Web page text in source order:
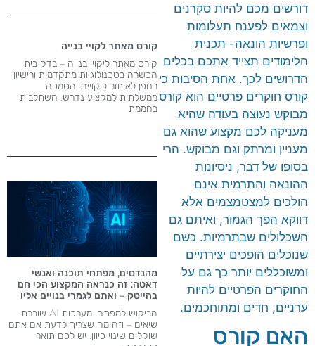
דורשים מכם להיות סקרנים
וצמאים לפענח תעלומות
ופרשיות הונאה- תכנית
הלימודים תצייד אתכם בכלים
הדרושים לכך. אחת הסיבות כי
קורס חוקרים פרטיים הוא קורס
מבוקש נעוצה בעודה שהיא
מעניקה לכם מקצוע שהוא גם
מעניין ומרתק וגם מבוקש. הרי
בסופו של דבר, ניסיונות
ההונאה והתרמית אינם
הולכים למצטמצמים אלא
דווקא הפך הגמור, ואיתם גם
השכלולים שבתרמיות. כשם
שנוכלים הופכים יצירתיים
ומשוכללים יותר כך גם על
החוקרים הפרטיים להיות
ערניים, חדים ומתוחכמים.
האם קורס
קורס מאתר לקויי בנייה
קורס מאתר ליקויי בנייה – בדק בית
הכשרה בטכנולוגיות מתקדמות ורישיון
רחפן לאיתור ליקויים. הסמכה
ממשלתית למקצוע נדרש​. השתלבות
בחממת
מהנדסים, מפתחי תוכנה ואנשי
דאטה: זה כנראה המקצוע הכי חם
בהייטק – ואתם לגמרי בנויים אליו
הביקוש למפתחי מערכות AI שוברת
שיאים – וזה מה שצריך לדעת אם אתם
שוקלים שינוי כיוון. יש לכם תואר